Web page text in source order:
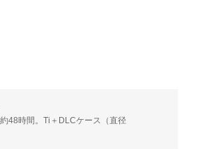
48時間。Ti＋DLCケース（直径